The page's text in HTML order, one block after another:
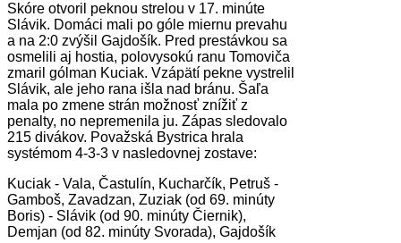
Skóre otvoril peknou strelou v 17. minúte
Slávik. Domáci mali po góle miernu prevahu
a na 2:0 zvýšil Gajdošík. Pred prestávkou sa
osmelili aj hostia, polovysokú ranu Tomoviča
zmaril gólman Kuciak. Vzápätí pekne vystrelil
Slávik, ale jeho rana išla nad bránu. Šaľa
mala po zmene strán možnosť znížiť z
penalty, no nepremenila ju. Zápas sledovalo
215 divákov. Považská Bystrica hrala
systémom 4-3-3 v nasledovnej zostave:
Kuciak - Vala, Častulín, Kucharčík, Petruš -
Gamboš, Zavadzan, Zuziak (od 69. minúty
Boris) - Slávik (od 90. minúty Čiernik),
Demjan (od 82. minúty Svorada), Gajdošík